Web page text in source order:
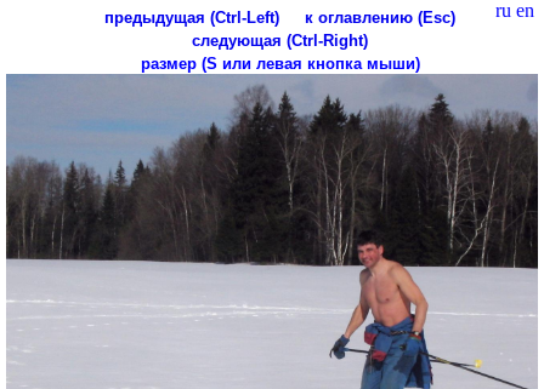
ru en
предыдущая (Ctrl-Left)
к оглавлению (Esc)
следующая (Ctrl-Right)
размер (S или левая кнопка мыши)